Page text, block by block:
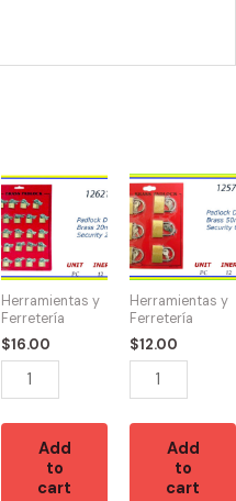
Herramientas y
Ferretería
$16.00
12621
-
CANDADO
MALETA
20mm
DPL
(24)
quantity
Add
to
cart
Herramientas y
Ferretería
$12.00
12525
-
CANDADO
50mm
quantity
Add
to
cart